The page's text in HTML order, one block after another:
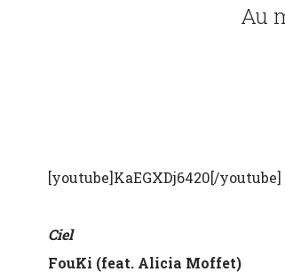
Au
[youtube]KaEGXDj6420[/youtube]
Ciel
FouKi (feat. Alicia Moffet)